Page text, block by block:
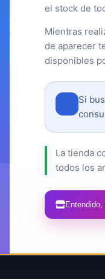
el stock de
Mientras
de aparecer
disponibles
Si
La tienda
todos los